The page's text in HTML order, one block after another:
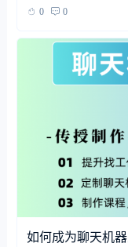
0
0
如何成为聊天机